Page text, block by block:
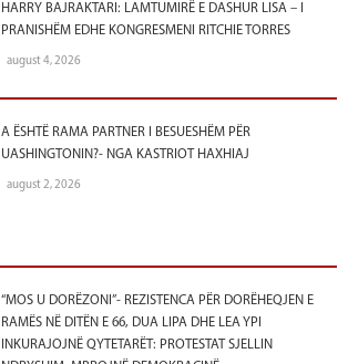
HARRY BAJRAKTARI: LAMTUMIRË E DASHUR LISA – I
PRANISHËM EDHE KONGRESMENI RITCHIE TORRES
august 4, 2026
A ËSHTË RAMA PARTNER I BESUESHËM PËR
UASHINGTONIN?- NGA KASTRIOT HAXHIAJ
august 2, 2026
“MOS U DORËZONI”- REZISTENCA PËR DORËHEQJEN E
RAMËS NË DITËN E 66, DUA LIPA DHE LEA YPI
INKURAJOJNË QYTETARËT: PROTESTAT SJELLIN